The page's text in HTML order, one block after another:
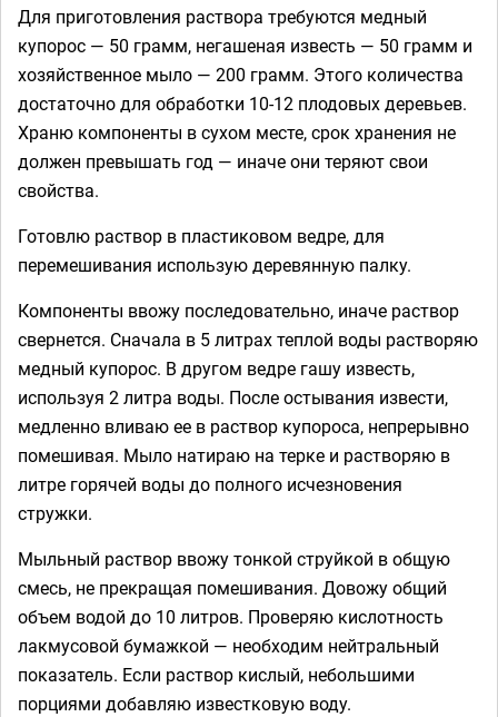
Для приготовления раствора требуются медный
купорос — 50 грамм, негашеная известь — 50 грамм и
хозяйственное мыло — 200 грамм. Этого количества
достаточно для обработки 10-12 плодовых деревьев.
Храню компоненты в сухом месте, срок хранения не
должен превышать год — иначе они теряют свои
свойства.
Готовлю раствор в пластиковом ведре, для
перемешивания использую деревянную палку.
Компоненты ввожу последовательно, иначе раствор
свернется. Сначала в 5 литрах теплой воды растворяю
медный купорос. В другом ведре гашу известь,
используя 2 литра воды. После остывания извести,
медленно вливаю ее в раствор купороса, непрерывно
помешивая. Мыло натираю на терке и растворяю в
литре горячей воды до полного исчезновения
стружки.
Мыльный раствор ввожу тонкой струйкой в общую
смесь, не прекращая помешивания. Довожу общий
объем водой до 10 литров. Проверяю кислотность
лакмусовой бумажкой — необходим нейтральный
показатель. Если раствор кислый, небольшими
порциями добавляю известковую воду.